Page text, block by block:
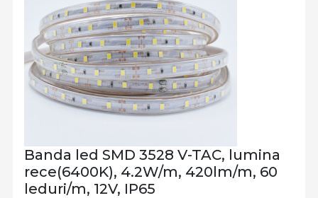
Banda led SMD 3528 V-TAC, lumina
rece(6400K), 4.2W/m, 420lm/m, 60
leduri/m, 12V, IP65